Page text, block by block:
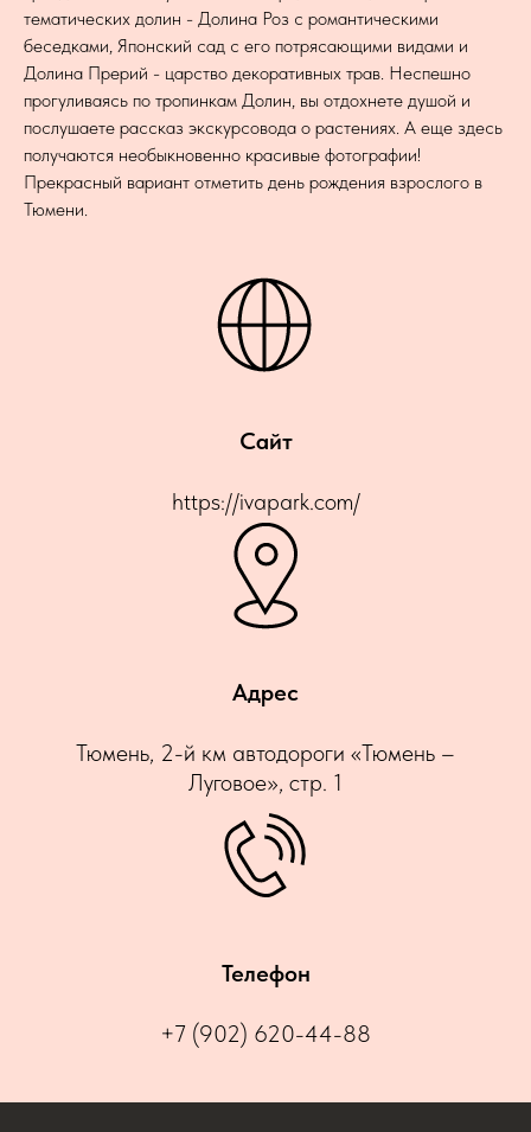
тематических долин - Долина Роз с романтическими
беседками, Японский сад с его потрясающими видами и
Долина Прерий - царство декоративных трав. Неспешно
прогуливаясь по тропинкам Долин, вы отдохнете душой и
послушаете рассказ экскурсовода о растениях. А еще здесь
получаются необыкновенно красивые фотографии!
Прекрасный вариант отметить день рождения взрослого в
Тюмени.
Сайт
https://ivapark.com/
Адрес
Тюмень, 2-й км автодороги «Тюмень –
Луговое», стр. 1
Телефон
+7 (902) 620-44-88